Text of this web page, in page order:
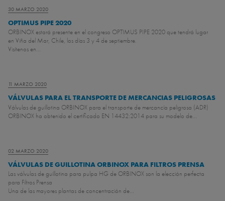
30 MARZO 2020
OPTIMUS PIPE 2020
ORBINOX estará presente en el congreso OPTIMUS PIPE 2020 que tendrá lugar
en Viña del Mar, Chile, los días 3 y 4 de septiembre.
Visítenos en...
11 MARZO 2020
VÁLVULAS PARA EL TRANSPORTE DE MERCANCIAS PELIGROSAS
Válvulas de guillotina ORBINOX para el transporte de mercancía peligrosa (ADR)
ORBINOX ha obtenido el certificado EN 14432:2014 para su modelo de...
02 MARZO 2020
VÁLVULAS DE GUILLOTINA ORBINOX PARA FILTROS PRENSA
Las válvulas de guillotina para pulpa HG de ORBINOX son la elección perfecta
para Filtros Prensa
Una de las mayores plantas de concentración de...